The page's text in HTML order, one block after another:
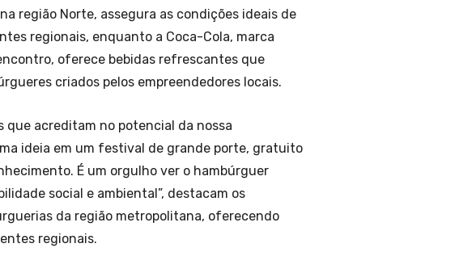
região Norte, assegura as condições ideais de
regionais, enquanto a Coca-Cola, marca
oferece bebidas refrescantes que
criados pelos empreendedores locais.
que acreditam no potencial da nossa
ideia em um festival de grande porte, gratuito
É um orgulho ver o hambúrguer
social e ambiental”, destacam os
da região metropolitana, oferecendo
regionais.